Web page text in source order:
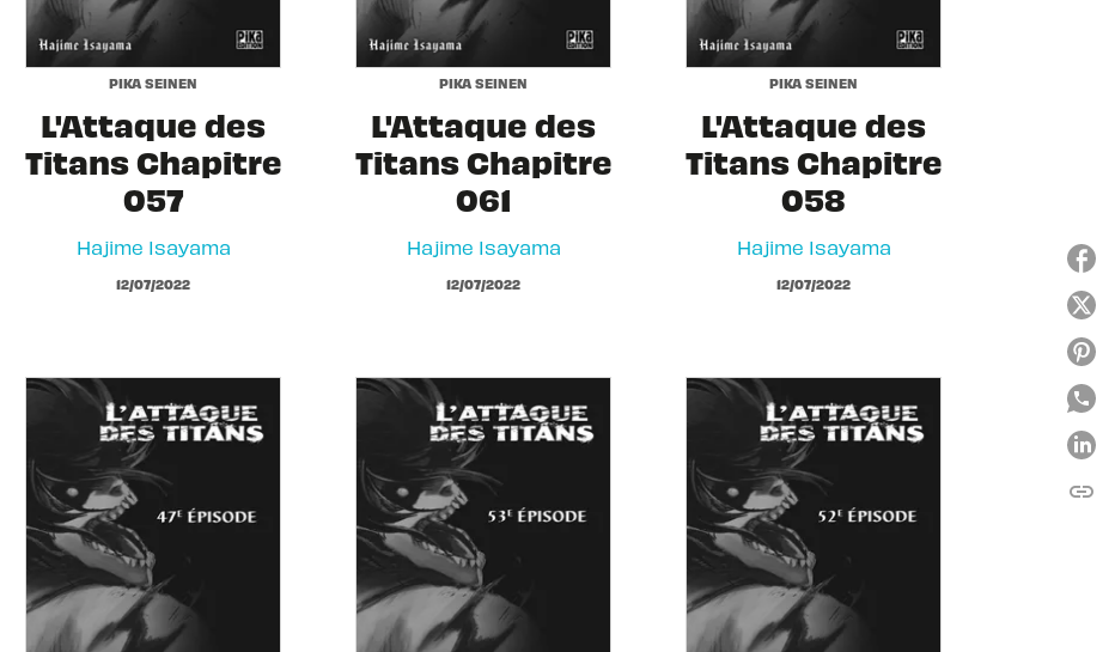
PIKA SEINEN
L'Attaque des
Titans Chapitre
057
Hajime Isayama
12/07/2022
PIKA SEINEN
L'Attaque des
Titans Chapitre
061
Hajime Isayama
12/07/2022
PIKA SEINEN
L'Attaque des
Titans Chapitre
058
Hajime Isayama
12/07/2022
link